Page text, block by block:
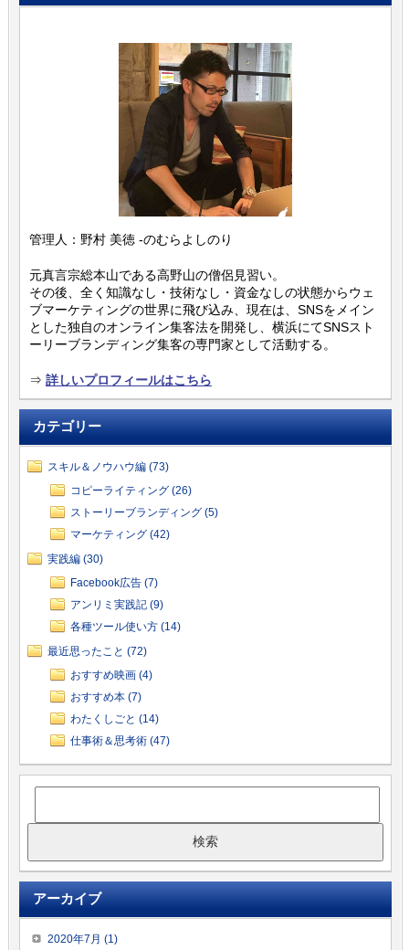
管理人：野村 美徳 -のむらよしのり
元真言宗総本山である高野山の僧侶見習い。
その後、全く知識なし・技術なし・資金なしの状態からウェ
ブマーケティングの世界に飛び込み、現在は、SNSをメイン
とした独自のオンライン集客法を開発し、横浜にてSNSスト
ーリーブランディング集客の専門家として活動する。
⇒ 詳しいプロフィールはこちら
カテゴリー
スキル＆ノウハウ編 (73)
コピーライティング (26)
ストーリーブランディング (5)
マーケティング (42)
実践編 (30)
Facebook広告 (7)
アンリミ実践記 (9)
各種ツール使い方 (14)
最近思ったこと (72)
おすすめ映画 (4)
おすすめ本 (7)
わたくしごと (14)
仕事術＆思考術 (47)
アーカイブ
2020年7月 (1)